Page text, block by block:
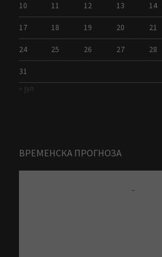
10 11 12 13 14
17 18 19 20 21
24 25 26 27 28
31
« јул
ВРЕМЕНСКА ПРОГНОЗА
-